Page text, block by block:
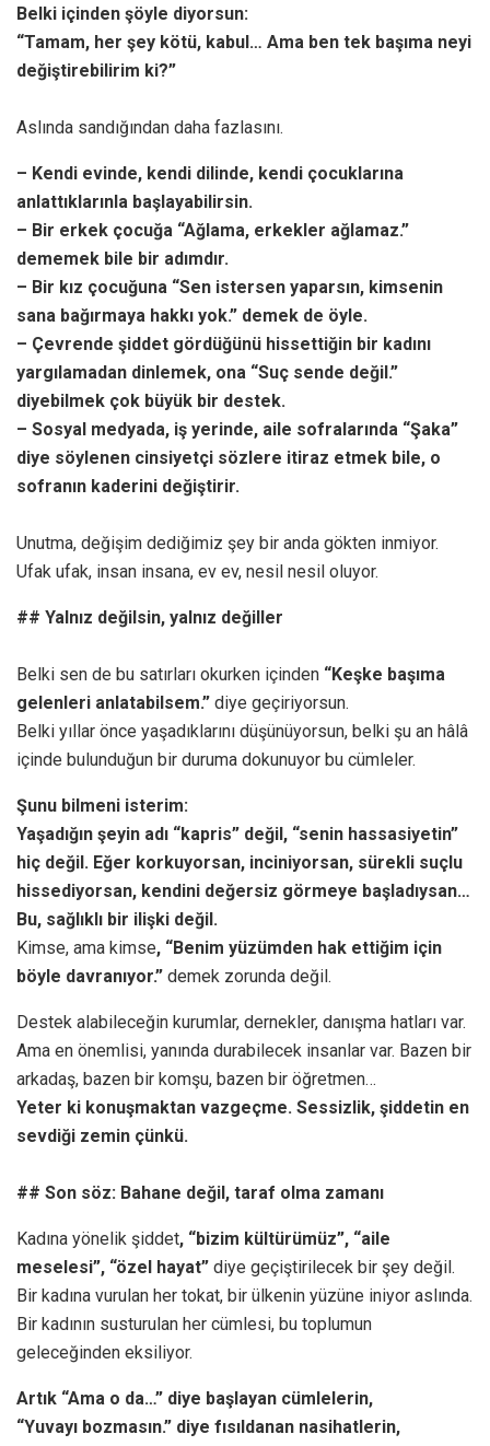
Belki içinden şöyle diyorsun:
“Tamam, her şey kötü, kabul… Ama ben tek başıma neyi
değiştirebilirim ki?”
Aslında sandığından daha fazlasını.
– Kendi evinde, kendi dilinde, kendi çocuklarına
anlattıklarınla başlayabilirsin.
– Bir erkek çocuğa “Ağlama, erkekler ağlamaz.”
dememek bile bir adımdır.
– Bir kız çocuğuna “Sen istersen yaparsın, kimsenin
sana bağırmaya hakkı yok.” demek de öyle.
– Çevrende şiddet gördüğünü hissettiğin bir kadını
yargılamadan dinlemek, ona “Suç sende değil.”
diyebilmek çok büyük bir destek.
– Sosyal medyada, iş yerinde, aile sofralarında “Şaka”
diye söylenen cinsiyetçi sözlere itiraz etmek bile, o
sofranın kaderini değiştirir.
Unutma, değişim dediğimiz şey bir anda gökten inmiyor.
Ufak ufak, insan insana, ev ev, nesil nesil oluyor.
## Yalnız değilsin, yalnız değiller
Belki sen de bu satırları okurken içinden “Keşke başıma
gelenleri anlatabilsem.” diye geçiriyorsun.
Belki yıllar önce yaşadıklarını düşünüyorsun, belki şu an hâlâ
içinde bulunduğun bir duruma dokunuyor bu cümleler.
Şunu bilmeni isterim:
Yaşadığın şeyin adı “kapris” değil, “senin hassasiyetin”
hiç değil. Eğer korkuyorsan, inciniyorsan, sürekli suçlu
hissediyorsan, kendini değersiz görmeye başladıysan…
Bu, sağlıklı bir ilişki değil.
Kimse, ama kimse, “Benim yüzümden hak ettiğim için
böyle davranıyor.” demek zorunda değil.
Destek alabileceğin kurumlar, dernekler, danışma hatları var.
Ama en önemlisi, yanında durabilecek insanlar var. Bazen bir
arkadaş, bazen bir komşu, bazen bir öğretmen…
Yeter ki konuşmaktan vazgeçme. Sessizlik, şiddetin en
sevdiği zemin çünkü.
## Son söz: Bahane değil, taraf olma zamanı
Kadına yönelik şiddet, “bizim kültürümüz”, “aile
meselesi”, “özel hayat” diye geçiştirilecek bir şey değil.
Bir kadına vurulan her tokat, bir ülkenin yüzüne iniyor aslında.
Bir kadının susturulan her cümlesi, bu toplumun
geleceğinden eksiliyor.
Artık “Ama o da…” diye başlayan cümlelerin,
“Yuvayı bozmasın.” diye fısıldanan nasihatlerin,